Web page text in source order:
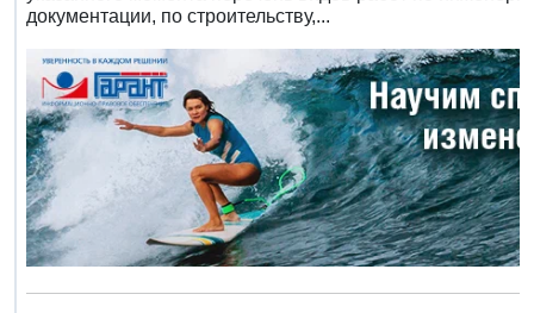
документации, по строительству,...